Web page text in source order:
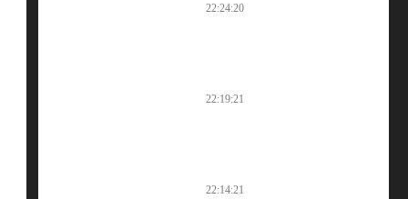
22:24:20
22:19:21
22:14:21